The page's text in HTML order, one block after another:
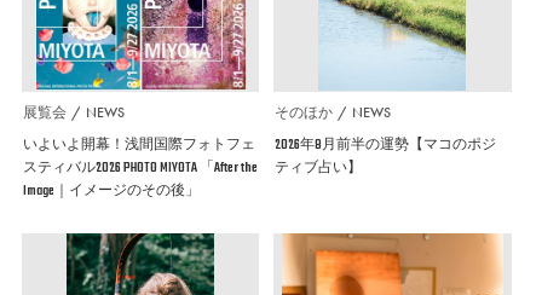
展覧会 NEWS
いよいよ開幕！浅間国際フォトフェ
スティバル2026 PHOTO MIYOTA 「After the
Image｜イメージのその後」
そのほか NEWS
2026年8月前半の運勢【マコのポジ
ティブ占い】